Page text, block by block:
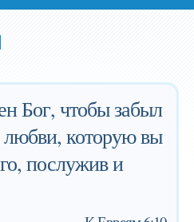
Бог, чтобы забыл
любви, которую вы
послужив и